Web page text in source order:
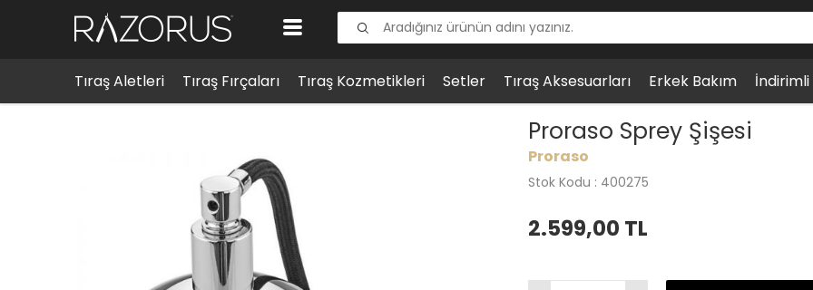
Tıraş Aletleri Tıraş Fırçaları Tıraş Kozmetikleri Setler Tıraş Aksesuarları Erkek Bakım
Tıraş Aksesuarları Çanta & Kılıflar Proraso Sprey Şişesi
Proraso Sprey Şişesi
Proraso
Stok Kodu : 400275
2.599,00 TL